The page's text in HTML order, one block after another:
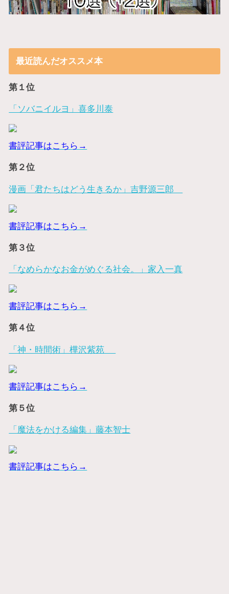
最近読んだオススメ本
第１位
「ソバニイルヨ」喜多川泰
書評記事はこちら→
第２位
漫画「君たちはどう生きるか」吉野源三郎
書評記事はこちら→
第３位
「なめらかなお金がめぐる社会。」家入一真
書評記事はこちら→
第４位
「神・時間術」樺沢紫苑
書評記事はこちら→
第５位
「魔法をかける編集」藤本智士
書評記事はこちら→